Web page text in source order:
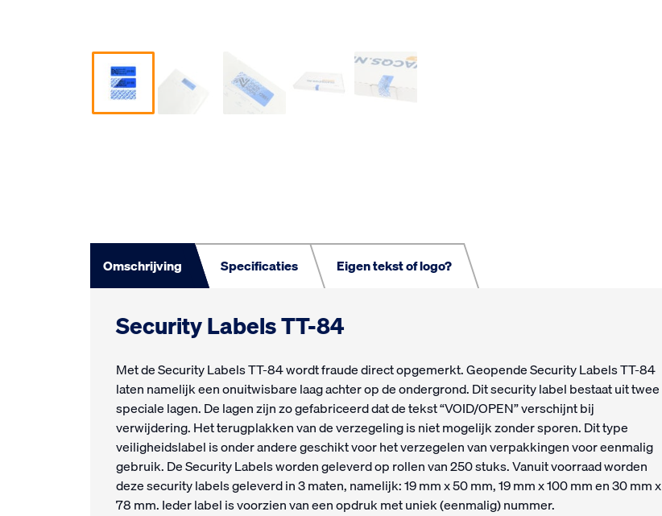
Omschrijving Specificaties Eigen tekst of logo?
Security Labels TT-84
Met de Security Labels TT-84 wordt fraude direct opgemerkt. Geopende Security Labels TT-84
laten namelijk een onuitwisbare laag achter op de ondergrond. Dit security label bestaat uit twee
speciale lagen. De lagen zijn zo gefabriceerd dat de tekst “VOID/OPEN” verschijnt bij
verwijdering. Het terugplakken van de verzegeling is niet mogelijk zonder sporen. Dit type
veiligheidslabel is onder andere geschikt voor het verzegelen van verpakkingen voor eenmalig
gebruik. De Security Labels worden geleverd op rollen van 250 stuks. Vanuit voorraad worden
deze security labels geleverd in 3 maten, namelijk: 19 mm x 50 mm, 19 mm x 100 mm en 30 mm x
78 mm. Ieder label is voorzien van een opdruk met uniek (eenmalig) nummer.